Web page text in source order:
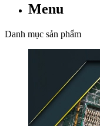
Menu
Danh mục sản phẩm